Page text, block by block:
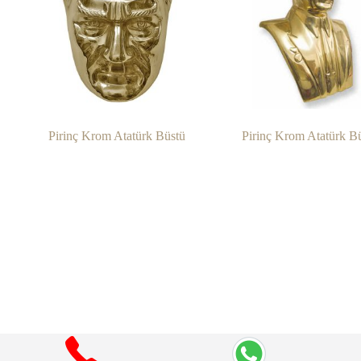
Pirinç Krom Atatürk Büstü Pirinç Krom Atatürk